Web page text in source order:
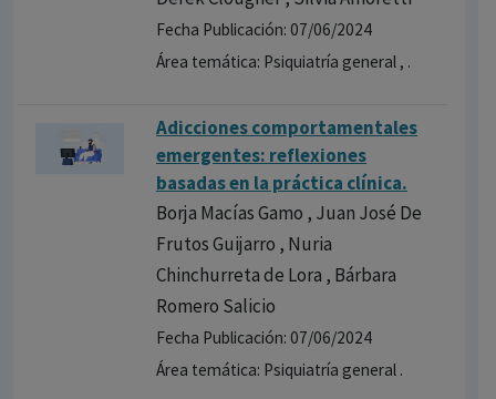
Fecha Publicación: 07/06/2024
Área temática: Psiquiatría general , .
Adicciones comportamentales
emergentes: reflexiones
basadas en la práctica clínica.
Borja Macías Gamo , Juan José De
Frutos Guijarro , Nuria
Chinchurreta de Lora , Bárbara
Romero Salicio
Fecha Publicación: 07/06/2024
Área temática: Psiquiatría general .